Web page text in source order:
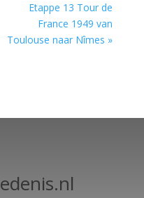
Etappe 13 Tour de
France 1949 van
Toulouse naar Nîmes »